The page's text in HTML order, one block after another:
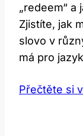
„redeem“ a
Zjistíte, jak
slovo v
má pro
Přečtěte si